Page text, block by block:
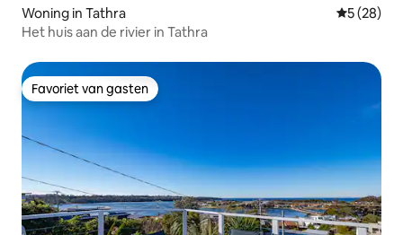
Woning in Tathra
5 (28)
Het huis aan de rivier in Tathra
Favoriet van gasten
Favoriet van gasten